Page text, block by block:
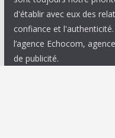
d'établir avec eux des
confiance et
l’agence Echocom,
de publicité.